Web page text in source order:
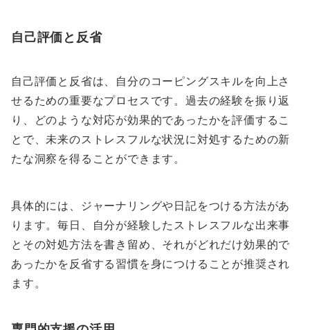
自己評価と反省
自己評価と反省は、自分のコーピングスキルを向上さ
せるための重要なプロセスです。過去の経験を振り返
り、どのような対応が効果的であったかを評価するこ
とで、未来のストレスフルな状況に対処するための新
たな洞察を得ることができます。
具体的には、ジャーナリングや日記をつける方法があ
ります。毎日、自分が経験したストレスフルな出来事
とその対処方法を書き留め、それがどれだけ効果的で
あったかを反省する習慣を身につけることが推奨され
ます。